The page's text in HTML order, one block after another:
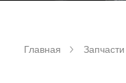
Главная Запчасти